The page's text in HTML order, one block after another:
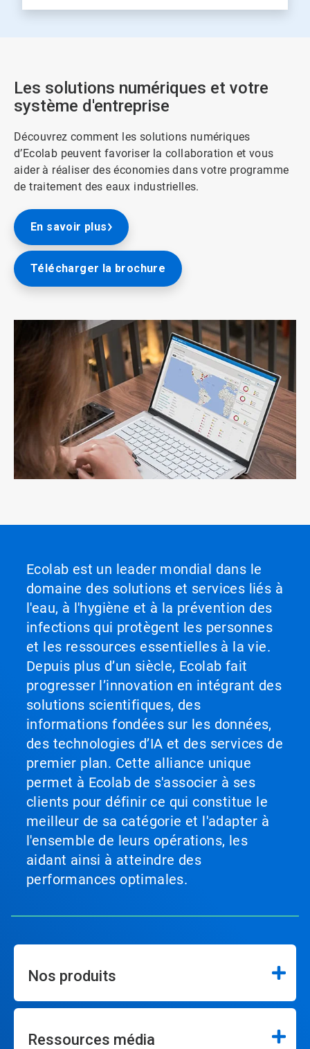
Les solutions numériques et votre
système d'entreprise
Découvrez comment les solutions numériques
d’Ecolab peuvent favoriser la collaboration et vous
aider à réaliser des économies dans votre programme
de traitement des eaux industrielles.
En savoir plus
Télécharger la brochure
Ecolab est un leader mondial dans le
domaine des solutions et services liés à
l'eau, à l'hygiène et à la prévention des
infections qui protègent les personnes
et les ressources essentielles à la vie.
Depuis plus d’un siècle, Ecolab fait
progresser l’innovation en intégrant des
solutions scientifiques, des
informations fondées sur les données,
des technologies d’IA et des services de
premier plan. Cette alliance unique
permet à Ecolab de s'associer à ses
clients pour définir ce qui constitue le
meilleur de sa catégorie et l'adapter à
l'ensemble de leurs opérations, les
aidant ainsi à atteindre des
performances optimales.
Nos produits
Ressources média